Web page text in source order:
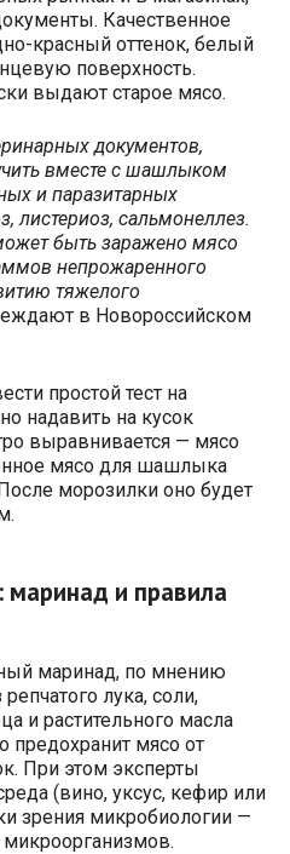
Качественное
красный оттенок, белый
поверхность.
выдают старое мясо.
документов,
вместе с шашлыком
и паразитарных
листериоз, сальмонеллез.
быть заражено мясо
непрожаренного
тяжелого
в Новороссийском
простой тест на
надавить на кусок
выравнивается — мясо
мясо для шашлыка
морозилки оно будет
и правила
маринад, по мнению
лука, соли,
и растительного масла
предохранит мясо от
При этом эксперты
(вино, уксус, кефир или
зрения микробиологии —
микроорганизмов.